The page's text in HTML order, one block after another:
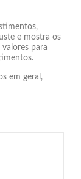
e mostra os
para
em geral,